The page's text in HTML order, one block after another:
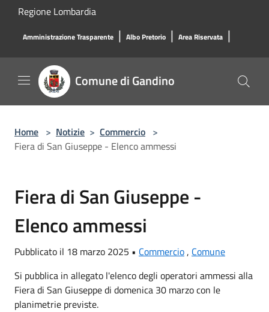
Salta al contenuto principale
Regione Lombardia
Amministrazione Trasparente | Albo Pretorio | Area Riservata |
Comune di Gandino
Home > Notizie > Commercio >
Fiera di San Giuseppe - Elenco ammessi
Fiera di San Giuseppe -
Elenco ammessi
Pubblicato il 18 marzo 2025 • Commercio, Comune
Si pubblica in allegato l'elenco degli operatori ammessi alla
Fiera di San Giuseppe di domenica 30 marzo con le
planimetrie previste.